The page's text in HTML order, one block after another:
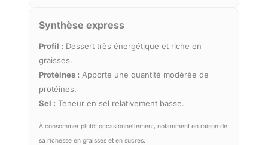
Synthèse express
Profil : Dessert très énergétique et riche en
graisses.
Protéines : Apporte une quantité modérée de
protéines.
Sel : Teneur en sel relativement basse.
À consommer plutôt occasionnellement, notamment en raison de
sa richesse en graisses et en sucres.